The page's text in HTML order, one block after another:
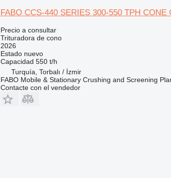
FABO CCS-440 SERIES 300-550 TPH CONE
Precio a consultar
Trituradora de cono
2026
Estadonuevo
Capacidad 550 t/h
Turquía, Torbalı / İzmir
FABO Mobile & Stationary Crushing and Screening
Contacte con el vendedor